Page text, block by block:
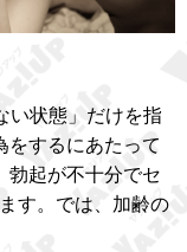
い状態」だけを指
をするにあたって
勃起が不十分でセ
す。では、加齢の